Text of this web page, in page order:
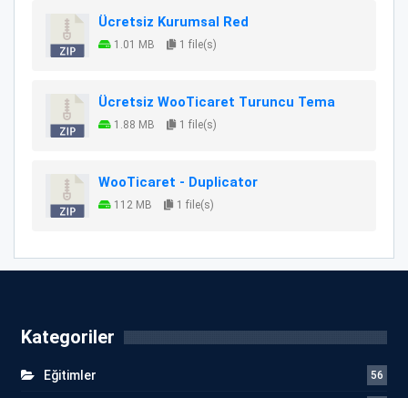
Ücretsiz Kurumsal Red
1.01 MB 1 file(s)
Ücretsiz WooTicaret Turuncu Tema
1.88 MB 1 file(s)
WooTicaret - Duplicator
112 MB 1 file(s)
Kategoriler
Eğitimler 56